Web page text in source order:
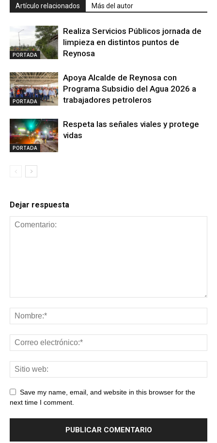
Artículo relacionados Más del autor
PORTADA
Realiza Servicios Públicos jornada de
limpieza en distintos puntos de
Reynosa
PORTADA
Apoya Alcalde de Reynosa con
Programa Subsidio del Agua 2026 a
trabajadores petroleros
PORTADA
Respeta las señales viales y protege
vidas
Dejar respuesta
Save my name, email, and website in this browser for the
next time I comment.